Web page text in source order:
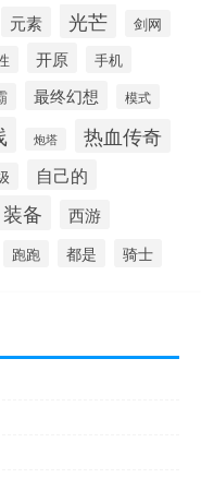
元素 光芒 剑网
开原 手机
最终幻想 模式
炮塔 热血传奇
自己的
装备 西游
跑跑 都是 骑士